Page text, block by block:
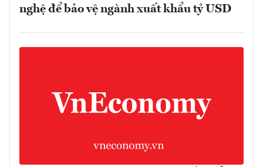
nghệ để bảo vệ ngành xuất khẩu tỷ USD